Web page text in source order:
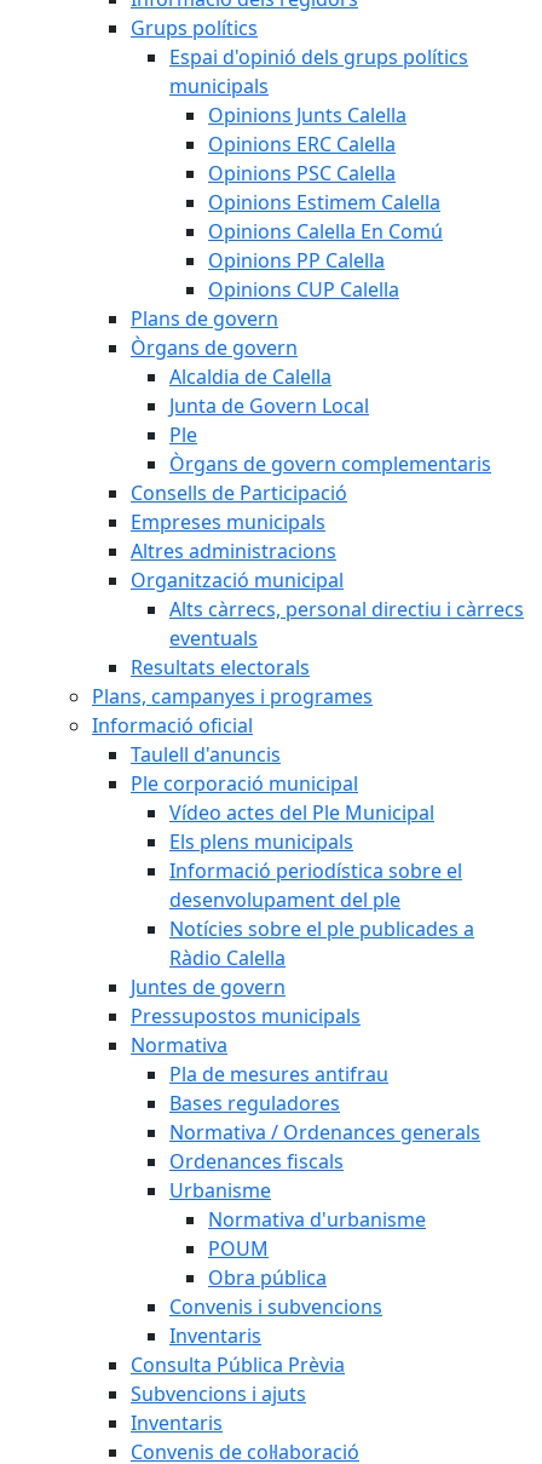
Grups polítics
Espai d'opinió dels grups polítics
municipals
Opinions Junts Calella
Opinions ERC Calella
Opinions PSC Calella
Opinions Estimem Calella
Opinions Calella En Comú
Opinions PP Calella
Opinions CUP Calella
Plans de govern
Òrgans de govern
Alcaldia de Calella
Junta de Govern Local
Ple
Òrgans de govern complementaris
Consells de Participació
Empreses municipals
Altres administracions
Organització municipal
Alts càrrecs, personal directiu i càrrecs
eventuals
Resultats electorals
Plans, campanyes i programes
Informació oficial
Taulell d'anuncis
Ple corporació municipal
Vídeo actes del Ple Municipal
Els plens municipals
Informació periodística sobre el
desenvolupament del ple
Notícies sobre el ple publicades a
Ràdio Calella
Juntes de govern
Pressupostos municipals
Normativa
Pla de mesures antifrau
Bases reguladores
Normativa / Ordenances generals
Ordenances fiscals
Urbanisme
Normativa d'urbanisme
POUM
Obra pública
Convenis i subvencions
Inventaris
Consulta Pública Prèvia
Subvencions i ajuts
Inventaris
Convenis de col·laboració